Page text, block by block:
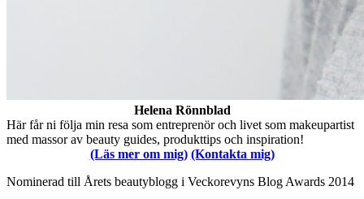
Helena Rönnblad
Här får ni följa min resa som entreprenör och livet som makeupartist
med massor av beauty guides, produkttips och inspiration!
(Läs mer om mig) (Kontakta mig)
Nominerad till Årets beautyblogg i Veckorevyns Blog Awards 2014